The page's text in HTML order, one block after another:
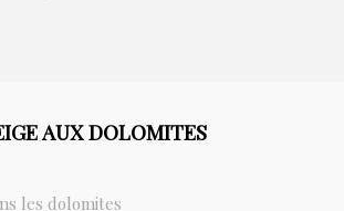
AUX DOLOMITES
les dolomites